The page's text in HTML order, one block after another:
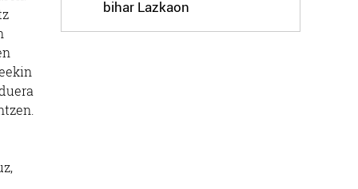
bihar Lazkaon